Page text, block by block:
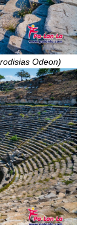
Odeon)